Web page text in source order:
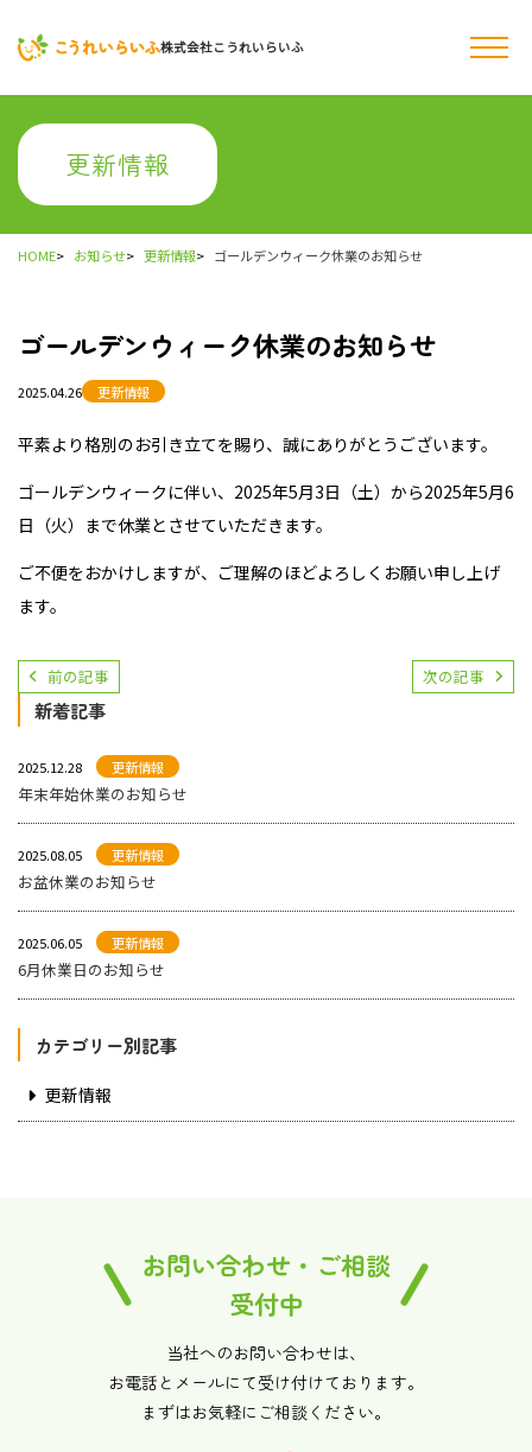
株式会社こうれいらいふ
更新情報
HOME お知らせ 更新情報 ゴールデンウィーク休業のお知らせ
ゴールデンウィーク休業のお知らせ
2025.04.26 更新情報
平素より格別のお引き立てを賜り、誠にありがとうございます。
ゴールデンウィークに伴い、2025年5月3日（土）から2025年5月6
日（火）まで休業とさせていただきます。
ご不便をおかけしますが、ご理解のほどよろしくお願い申し上げ
ます。
前の記事 次の記事
新着記事
2025.12.28 更新情報
年末年始休業のお知らせ
2025.08.05 更新情報
お盆休業のお知らせ
2025.06.05 更新情報
6月休業日のお知らせ
カテゴリー別記事
更新情報
お問い合わせ・ご相談
受付中
当社へのお問い合わせは、
お電話とメールにて受け付けております。
まずはお気軽にご相談ください。